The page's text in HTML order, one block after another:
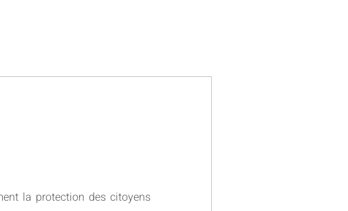
la protection des citoyens